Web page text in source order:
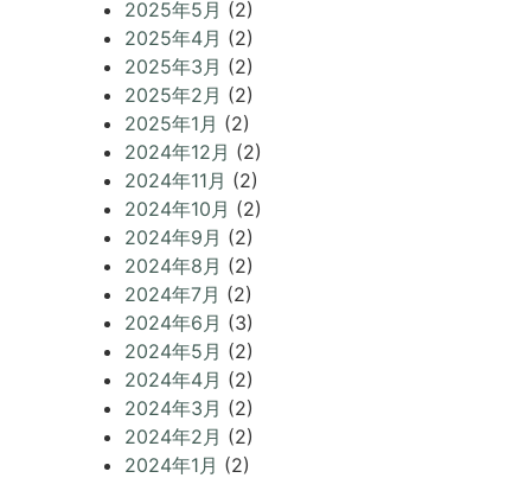
2025年5月 (2)
2025年4月 (2)
2025年3月 (2)
2025年2月 (2)
2025年1月 (2)
2024年12月 (2)
2024年11月 (2)
2024年10月 (2)
2024年9月 (2)
2024年8月 (2)
2024年7月 (2)
2024年6月 (3)
2024年5月 (2)
2024年4月 (2)
2024年3月 (2)
2024年2月 (2)
2024年1月 (2)